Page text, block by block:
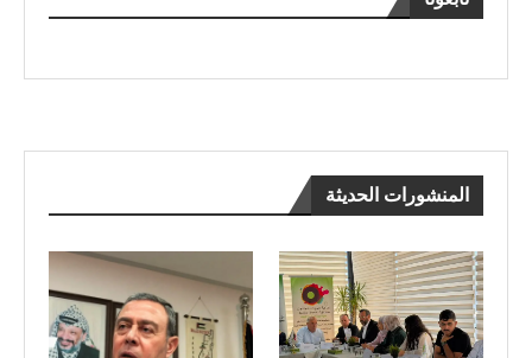
المنشورات الحديثة